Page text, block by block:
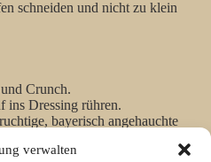
verwalten
schneiden und nicht zu klein
Crunch.
ins Dressing rühren.
bayerisch angehauchte
für eine mildere Schärfe.